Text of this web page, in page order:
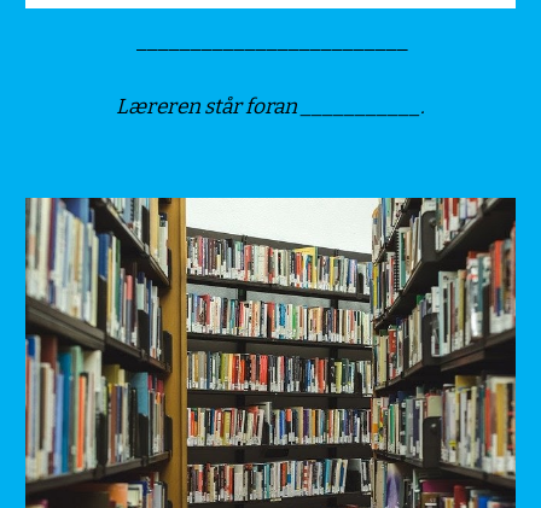
Læreren står foran ___________.